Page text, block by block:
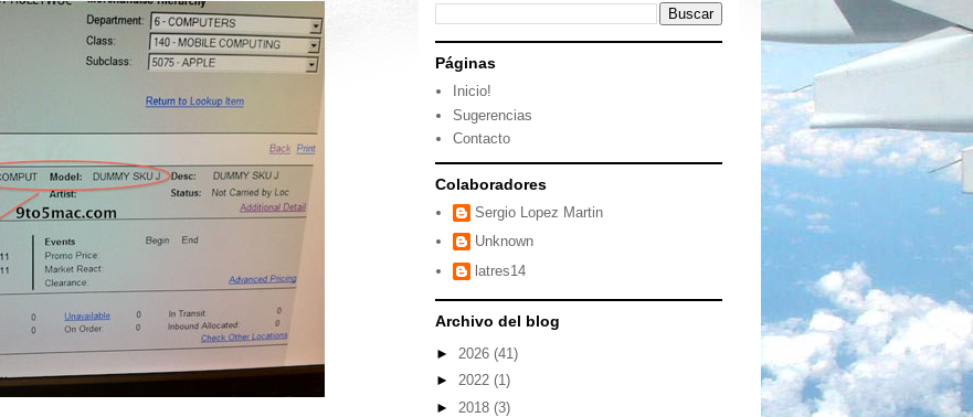
Páginas
Inicio!
Sugerencias
Contacto
Colaboradores
Sergio Lopez Martin
Unknown
latres14
Archivo del blog
► 2026 (41)
► 2022 (1)
► 2018 (3)